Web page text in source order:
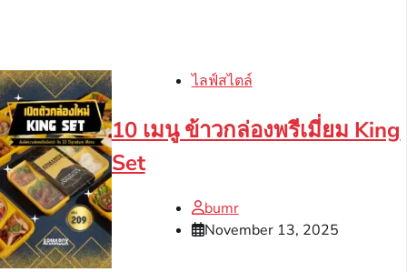
ไลฟ์สไตล์
10 เมนู ข้าวกล่องพรีเมี่ยม King
Set
bumr
November 13, 2025